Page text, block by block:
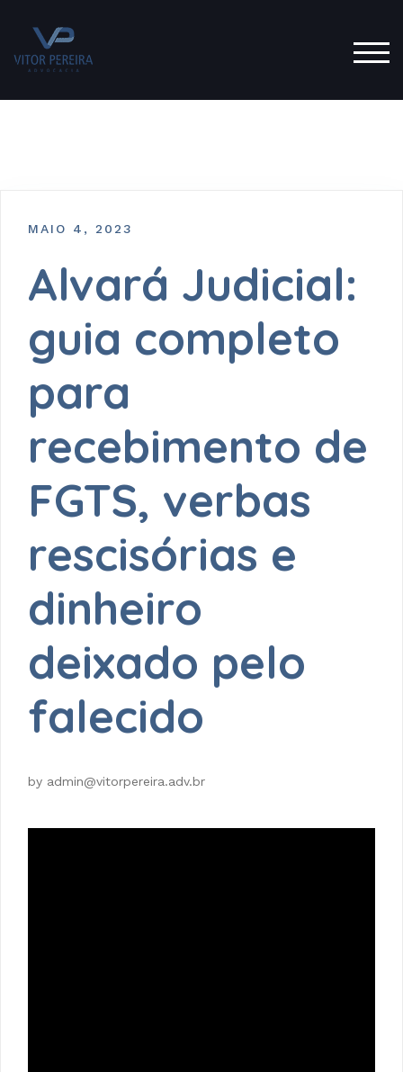
MAIO 4, 2023
Alvará Judicial:
guia completo
para
recebimento de
FGTS, verbas
rescisórias e
dinheiro
deixado pelo
falecido
by admin@vitorpereira.adv.br